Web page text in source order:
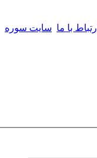
ارتباط با ما سایت سوره